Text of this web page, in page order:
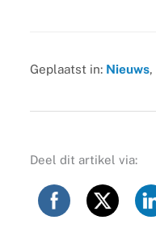
Geplaatst in: Nieuws,
Deel dit artikel via: